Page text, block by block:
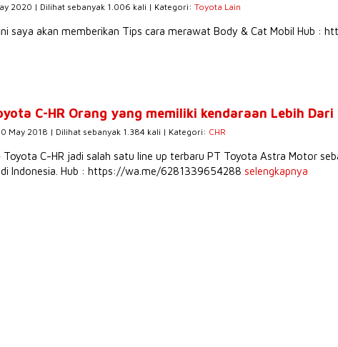
2020 | Dilihat sebanyak 1.006 kali | Kategori: Toyota Lain
saya akan memberikan Tips cara merawat Body & Cat Mobil Hub :
C-HR Orang yang memiliki kendaraan Lebih Dari
May 2018 | Dilihat sebanyak 1.384 kali | Kategori: CHR
Toyota C-HR jadi salah satu line up terbaru PT Toyota Astra Motor
Indonesia. Hub : https://wa.me/6281339654288 selengkapnya